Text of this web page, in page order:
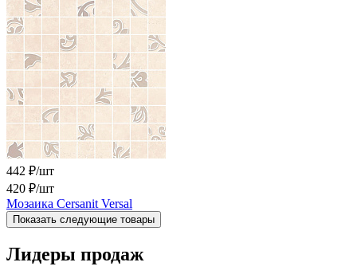
442 ₽/шт
420 ₽/шт
Мозаика Cersanit Versal
Показать следующие товары
Лидеры продаж